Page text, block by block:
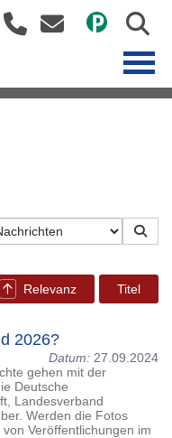
Relevanz Titel
2026?
Datum: 27.09.2024
gehen mit der
Deutsche
Landesverband
Werden die Fotos
Veröffentlichungen im